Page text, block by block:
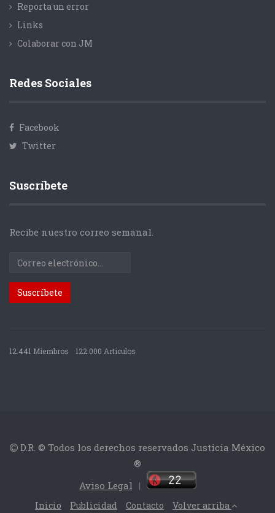
Reporta un error
Links
Colaborar con JM
Redes Sociales
Facebook
Twitter
Suscríbete
Recibe nuestro correo semanal.
12.441 Miembros 122.000 Articulos
D.R. © Todos los derechos reservados Justicia México
®
Aviso Legal |
Inicio Publicidad Contacto Volver arriba